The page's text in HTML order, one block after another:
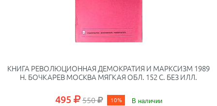
КНИГА РЕВОЛЮЦИОННАЯ ДЕМОКРАТИЯ И МАРКСИЗМ 1989
Н. БОЧКАРЕВ МОСКВА МЯГКАЯ ОБЛ. 152 С. БЕЗ ИЛЛ.
495 550 10% В наличии